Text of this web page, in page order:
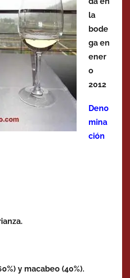
la
bode
ga en
ener
o
2012
Deno
mina
ción
y macabeo (40%).